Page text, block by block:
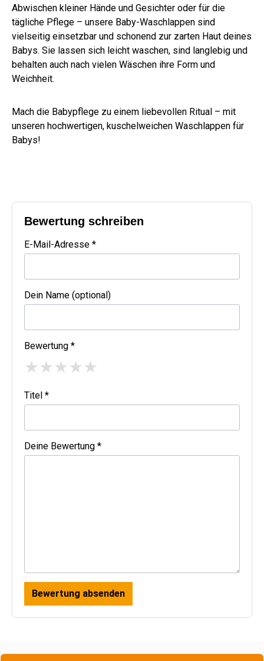
Abwischen kleiner Hände und Gesichter oder für die
tägliche Pflege – unsere Baby-Waschlappen sind
vielseitig einsetzbar und schonend zur zarten Haut deines
Babys. Sie lassen sich leicht waschen, sind langlebig und
behalten auch nach vielen Wäschen ihre Form und
Weichheit.
Mach die Babypflege zu einem liebevollen Ritual – mit
unseren hochwertigen, kuschelweichen Waschlappen für
Babys!
Bewertung schreiben
E-Mail-Adresse *
Dein Name (optional)
Bewertung *
★★★★★
Titel *
Deine Bewertung *
Bewertung absenden